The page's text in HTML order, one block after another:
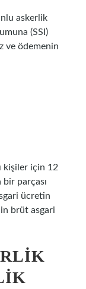
askerlik
(SSI)
ve ödemenin
kişiler için 12
parçası
ücretin
brüt asgari